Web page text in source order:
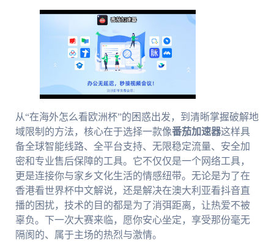
从“在海外怎么看欧洲杯”的困惑出发，到清晰掌握破解地
域限制的方法，核心在于选择一款像番茄加速器这样具
备全球智能线路、全平台支持、无限稳定流量、安全加
密和专业售后保障的工具。它不仅仅是一个网络工具，
更是连接你与家乡文化生活的情感纽带。无论是为了在
香港看世界杯中文解说，还是解决在澳大利亚看抖音直
播的困扰，技术的目的都是为了消弭距离，让热爱不被
辜负。下一次大赛来临，愿你安心坐定，享受那份毫无
隔阂的、属于主场的热烈与激情。